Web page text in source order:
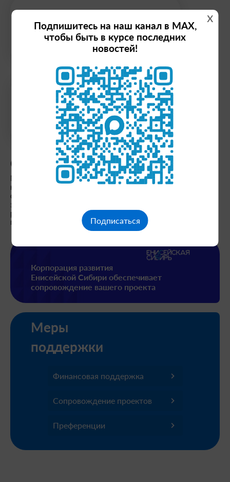
Инвестиционная карта
Алгоритм реализации проекта
С чего начать
Мы работаем по принципу «Одно окно», что означает, что
наш инвестпортал обеспечивает все необходимые услуги и
сопровождение инвест-проекта в едином порядке. Это
экономит время и упрощает процесс взаимодействия с
региональными органами власти и другими участниками
проекта.
Корпорация развития
Енисейской Сибири обеспечивает
сопровождение вашего проекта
Меры
поддержки
Финансовая поддержка
Сопровождение проектов
Преференции
Подпишитесь на наш канал в MAX,
чтобы быть в курсе последних
новостей!
Подписаться
x